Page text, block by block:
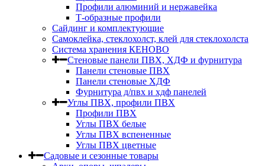
Профили алюминий и нержавейка
Т-образные профили
Сайдинг и комплектующие
Самоклейка, стеклохолст, клей для стеклохолста
Система хранения КЕНОВО
Стеновые панели ПВХ, ХДФ и фурнитура
Панели стеновые ПВХ
Панели стеновые ХДФ
Фурнитура д/пвх и хдф панелей
Углы ПВХ, профили ПВХ
Профили ПВХ
Углы ПВХ белые
Углы ПВХ вспененные
Углы ПВХ цветные
Садовые и сезонные товары